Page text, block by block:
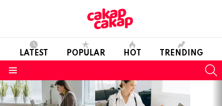
LATEST POPULAR HOT TRENDING
LATEST
STORIES